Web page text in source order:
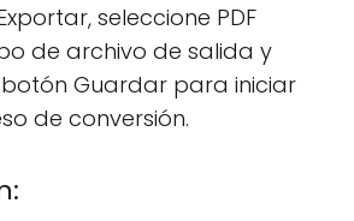
seleccione PDF
de archivo de salida y
botón Guardar para iniciar
de conversión.